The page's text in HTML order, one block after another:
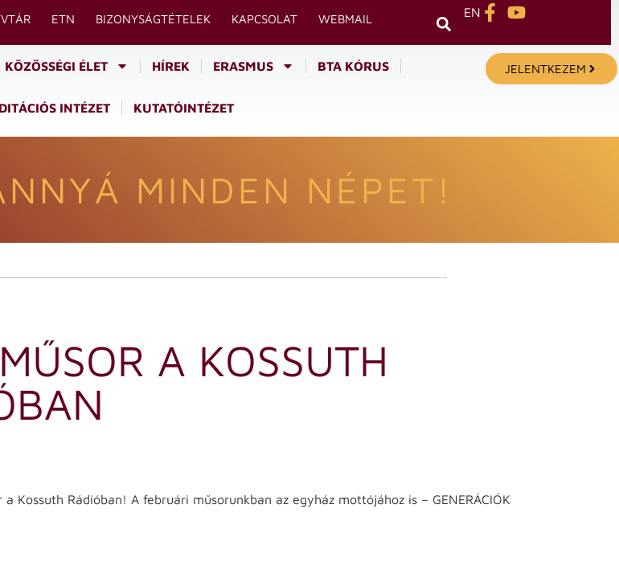
ETN BIZONYSÁGTÉTELEK KAPCSOLAT WEBMAIL EN
KÖZÖSSÉGI ÉLET HÍREK ERASMUS BTA KÓRUS
INTÉZET KUTATÓINTÉZET
JELENTKEZEM
MINDEN NÉPET!
A KOSSUTH
Rádióban! A februári műsorunkban az egyház mottójához is – GENERÁCIÓK